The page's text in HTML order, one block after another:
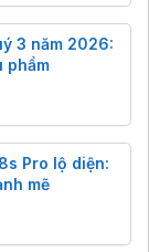
3 năm 2026:
phẩm
Pro lộ diện:
mẽ